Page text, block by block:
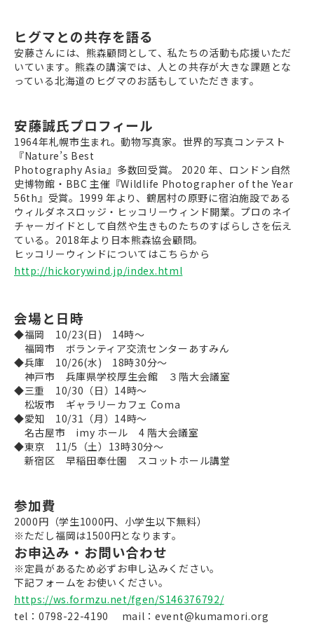
ヒグマとの共存を語る
安藤さんには、熊森顧問として、私たちの活動も応援いただ
いています。熊森の講演では、人との共存が大きな課題とな
っている北海道のヒグマのお話もしていただきます。
安藤誠氏プロフィール
1964年札幌市生まれ。動物写真家。世界的写真コンテスト
『Nature’s Best
Photography Asia』多数回受賞。 2020 年、ロンドン自然
史博物館・BBC 主催『Wildlife Photographer of the Year
56th』受賞。1999 年より、鶴居村の原野に宿泊施設である
ウィルダネスロッジ・ヒッコリーウィンド開業。プロのネイ
チャーガイドとして自然や生きものたちのすばらしさを伝え
ている。2018年より日本熊森協会顧問。
ヒッコリーウィンドについてはこちらから
http://hickorywind.jp/index.html
会場と日時
◆福岡 10/23(日) 14時～
福岡市 ボランティア交流センターあすみん
◆兵庫 10/26(水) 18時30分～
神戸市 兵庫県学校厚生会館 ３階大会議室
◆三重 10/30（日）14時～
松坂市 ギャラリーカフェ Coma
◆愛知 10/31（月）14時～
名古屋市 imy ホール 4 階大会議室
◆東京 11/5（土）13時30分～
新宿区 早稲田奉仕園 スコットホール講堂
参加費
2000円（学生1000円、小学生以下無料）
※ただし福岡は1500円となります。
お申込み・お問い合わせ
※定員があるため必ずお申し込みください。
下記フォームをお使いください。
https://ws.formzu.net/fgen/S146376792/
tel：0798-22-4190 mail：event@kumamori.org